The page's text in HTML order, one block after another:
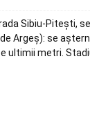
Sibiu-Pitești,
Argeș): se
ultimii metri.